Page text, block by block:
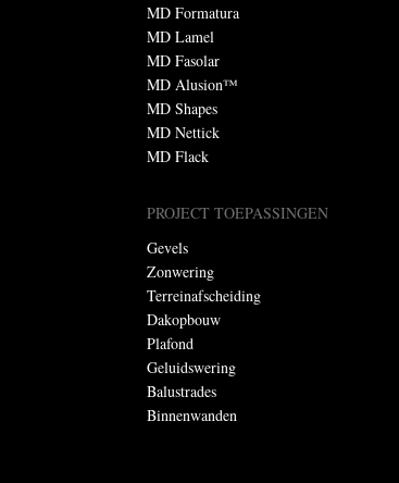
MD Formatura
MD Lamel
MD Fasolar
MD Alusion™
MD Shapes
MD Nettick
MD Flack
PROJECT TOEPASSINGEN
Gevels
Zonwering
Terreinafscheiding
Dakopbouw
Plafond
Geluidswering
Balustrades
Binnenwanden